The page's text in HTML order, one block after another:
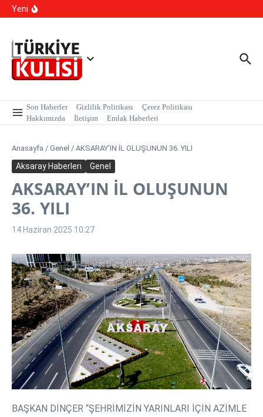
İçeriğe atla
Yeni
Son Haberler Gizlilik Politikası
Çerez Politikası
Hakkımızda
İletişim Emlak Haberleri
Anasayfa / Genel / AKSARAY’IN İL OLUŞUNUN 36. YILI
Aksaray Haberleri Genel
AKSARAY’IN İL OLUŞUNUN
36. YILI
14 Haziran 2025 10:27
BAŞKAN DİNÇER “ŞEHRİMİZİN YARINLARI İÇİN AZİMLE